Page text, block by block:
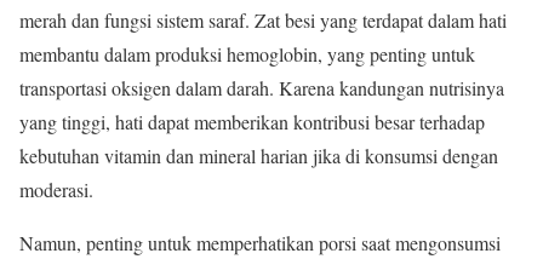
merah dan fungsi sistem saraf. Zat besi yang terdapat dalam hati
membantu dalam produksi hemoglobin, yang penting untuk
transportasi oksigen dalam darah. Karena kandungan nutrisinya
yang tinggi, hati dapat memberikan kontribusi besar terhadap
kebutuhan vitamin dan mineral harian jika di konsumsi dengan
moderasi.
Namun, penting untuk memperhatikan porsi saat mengonsumsi